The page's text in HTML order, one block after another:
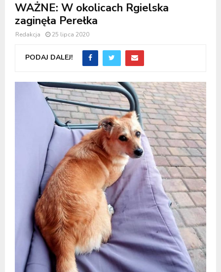
WAŻNE: W okolicach Rgielska
zaginęła Perełka
Redakcja 25 lipca 2020
PODAJ DALEJ!